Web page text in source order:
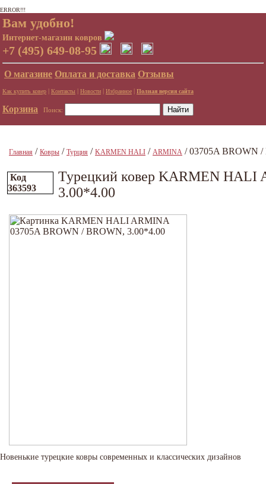
ERROR!!!
Вам удобно!
Интернет-магазин ковров
+7 (495) 649-08-95
О магазине Оплата и доставка Отзывы
Как купить ковер | Контакты | Новости | Избранное | Полная версия сайта
Корзина Поиск:
Главная / Ковры / Турция / KARMEN HALI / ARMINA / 03705A BROWN
Код
363593
Турецкий ковер KARMEN HALI
3.00*4.00
Новенькие турецкие ковры современных и классических дизайнов